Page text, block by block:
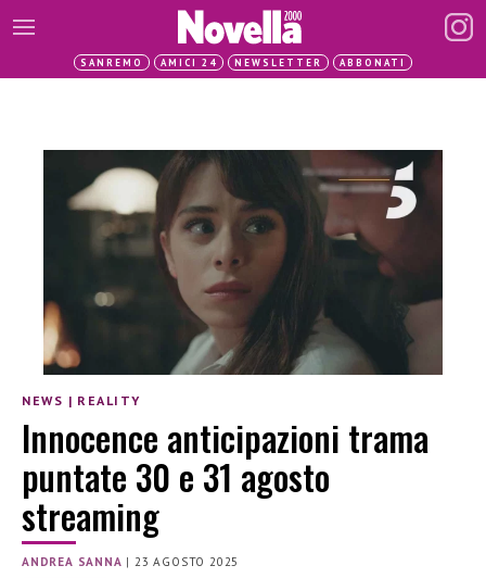
SANREMO AMICI 24 NEWSLETTER ABBONATI
NEWS | REALITY
Innocence anticipazioni trama
puntate 30 e 31 agosto
streaming
ANDREA SANNA |23 AGOSTO 2025